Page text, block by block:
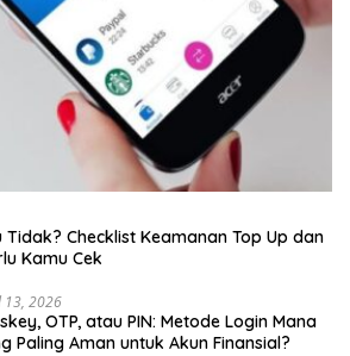
Checklist Keamanan Top Up dan
Kamu Cek
13, 2026
OTP, atau PIN: Metode Login Mana
Paling Aman untuk Akun Finansial?